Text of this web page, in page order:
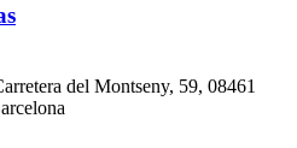
del Montseny, 59, 08461